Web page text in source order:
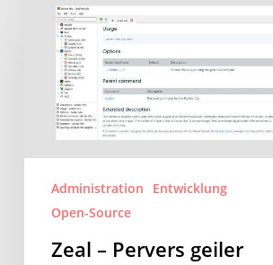
Pervers
Offline
Documentation
Browser
Administration
Entwicklung
Open-Source
Zeal – Pervers geiler